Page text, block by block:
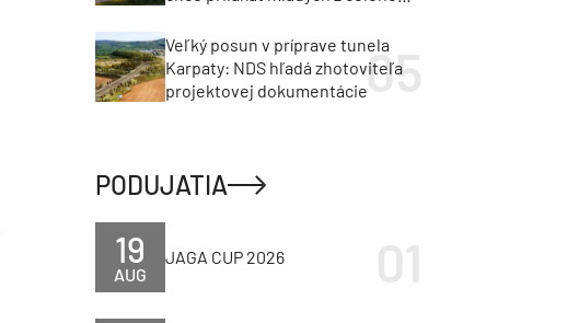
Veľký posun v príprave tunela
Karpaty: NDS hľadá zhotoviteľa
projektovej dokumentácie
PODUJATIA
AUG
19 JAGA CUP 2026